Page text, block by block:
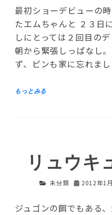
最初ショーデビューの
たエムちゃんと ２３日
しにとっては２回目の
朝から緊張しっぱなし
ず、ピンも家に忘れま
リュウキ
未分類 2012年1
ジュゴンの餌でもある